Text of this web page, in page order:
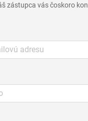
zástupca vás čoskoro